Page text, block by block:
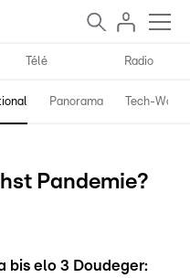
Télé Radio
Panorama Tech-World
Pandemie?
bis elo 3 Doudeger: